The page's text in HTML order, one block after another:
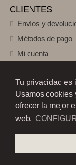
Tu privacidad es
Usamos cookies
ofrecer la mejor
web.
CLIENTES
Envíos y
Métodos de pago
Mi cuenta
SÍGUENOS
Copyright ©